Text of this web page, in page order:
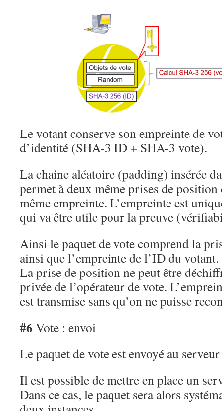
Le votant conserve son empreinte de
d’identité (SHA-3 ID + SHA-3 vote).
La chaine aléatoire (padding) insérée
permet à deux même prises de position
même empreinte. L’empreinte est
qui va être utile pour la preuve
Ainsi le paquet de vote comprend la
ainsi que l’empreinte de l’ID du votant.
La prise de position ne peut être
privée de l’opérateur de vote.
est transmise sans qu’on ne puisse
#6 Vote : envoi
Le paquet de vote est envoyé au
Il est possible de mettre en place un
Dans ce cas, le paquet sera alors